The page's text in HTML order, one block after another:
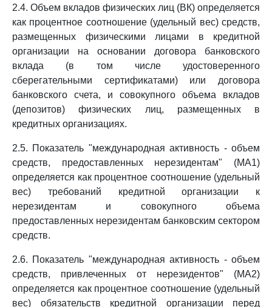
2.4. Объем вкладов физических лиц (ВК) определяется
как процентное соотношение (удельный вес) средств,
размещенных физическими лицами в кредитной
организации на основании договора банковского
вклада (в том числе удостоверенного
сберегательными сертификатами) или договора
банковского счета, и совокупного объема вкладов
(депозитов) физических лиц, размещенных в
кредитных организациях.
2.5. Показатель "международная активность - объем
средств, предоставленных нерезидентам" (МА1)
определяется как процентное соотношение (удельный
вес) требований кредитной организации к
нерезидентам и совокупного объема
предоставленных нерезидентам банковским сектором
средств.
2.6. Показатель "международная активность - объем
средств, привлеченных от нерезидентов" (МА2)
определяется как процентное соотношение (удельный
вес) обязательств кредитной организации перед